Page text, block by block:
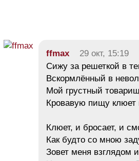
ffmax 29 окт, 15:19
Сижу за решеткой в
Вскормлённый в
Мой грустный
Кровавую пищу клюет
Клюет, и бросает, и
Как будто со мною
Зовет меня взглядом